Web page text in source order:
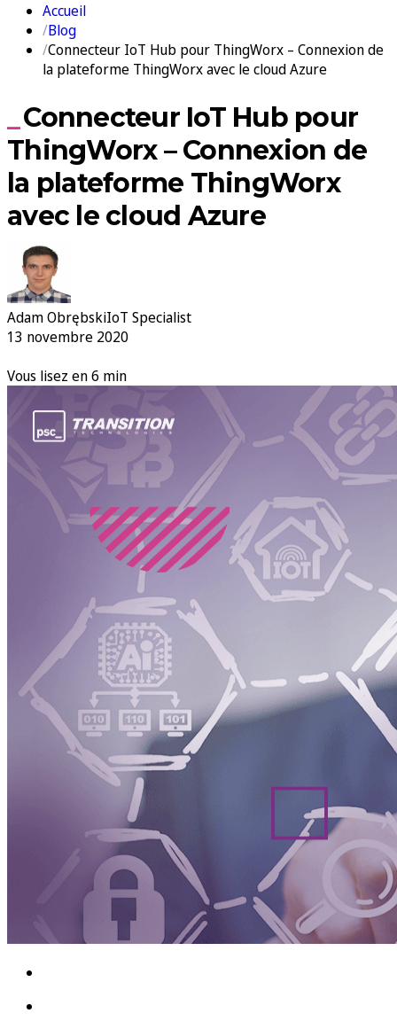
Accueil
Blog
Connecteur IoT Hub pour ThingWorx – Connexion de
la plateforme ThingWorx avec le cloud Azure
Connecteur IoT Hub pour
ThingWorx – Connexion de
la plateforme ThingWorx
avec le cloud Azure
Adam ObrębskiIoT Specialist
13 novembre 2020
Vous lisez en 6 min